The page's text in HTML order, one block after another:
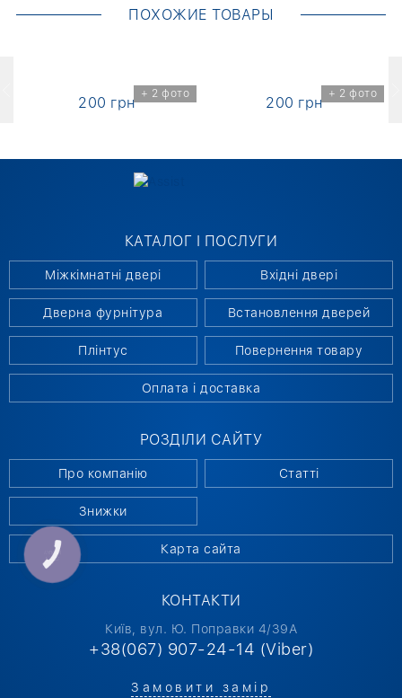
ПОХОЖИЕ ТОВАРЫ
+ 2 фото
200 грн
+ 2 фото
200 грн
КАТАЛОГ І ПОСЛУГИ
Міжкімнатні двері Вхідні двері
Дверна фурнітура Встановлення дверей
Плінтус Повернення товару
Оплата і доставка
РОЗДІЛИ САЙТУ
Про компанію Статті
Знижки
Карта сайта
КОНТАКТИ
Київ, вул. Ю. Поправки 4/39А
+38(067) 907-24-14 (Viber)
Замовити замір
КНОПКА
СВЯЗИ